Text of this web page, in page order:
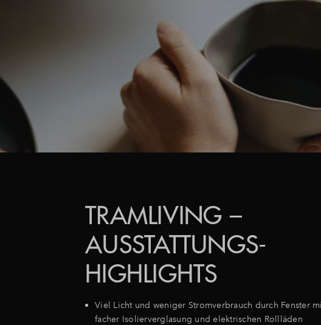
TRAMLIVING –
AUSSTATTUNGS-
HIGHLIGHTS
Viel Licht und weniger Stromverbrauch durch Fenster
facher Isolierverglasung und elektrischen Rollläden